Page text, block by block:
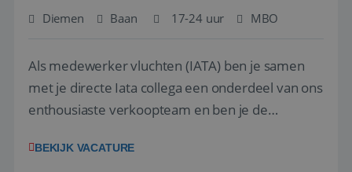
Diemen Baan 17-24 uur MBO
Als medewerker vluchten (IATA) ben je samen
met je directe Iata collega een onderdeel van ons
enthousiaste verkoopteam en ben je de
en tarieven waar je collega’s niet uitkomen.
BEKIJK VACATURE